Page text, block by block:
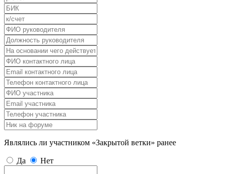
Являлись ли участником «Закрытой ветки» ранее
Да Нет